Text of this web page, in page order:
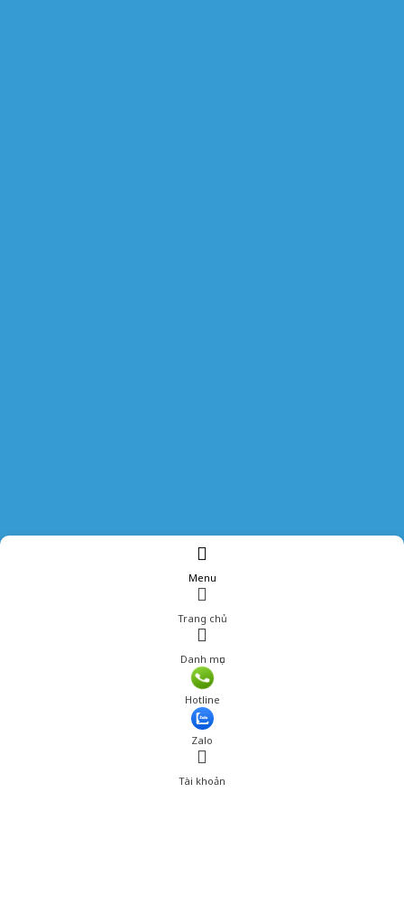
Menu
Trang chủ
Danh mục
Hotline
Zalo
Tài khoản